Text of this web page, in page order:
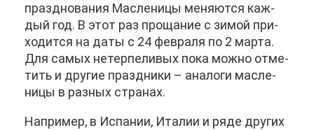
празд­но­ва­ния Мас­ле­ни­цы ме­ня­ют­ся каж­
дый год. В этот раз про­ща­ние с зи­мой при­
хо­дит­ся на да­ты с 24 фев­ра­ля по 2 мар­та.
Для са­мых нетер­пе­ли­вых по­ка мож­но от­ме­
тить и дру­гие празд­ни­ки – ана­ло­ги мас­ле­
ни­цы в раз­ных стра­нах.
На­при­мер, в Ис­па­нии, Ита­лии и ря­де дру­гих